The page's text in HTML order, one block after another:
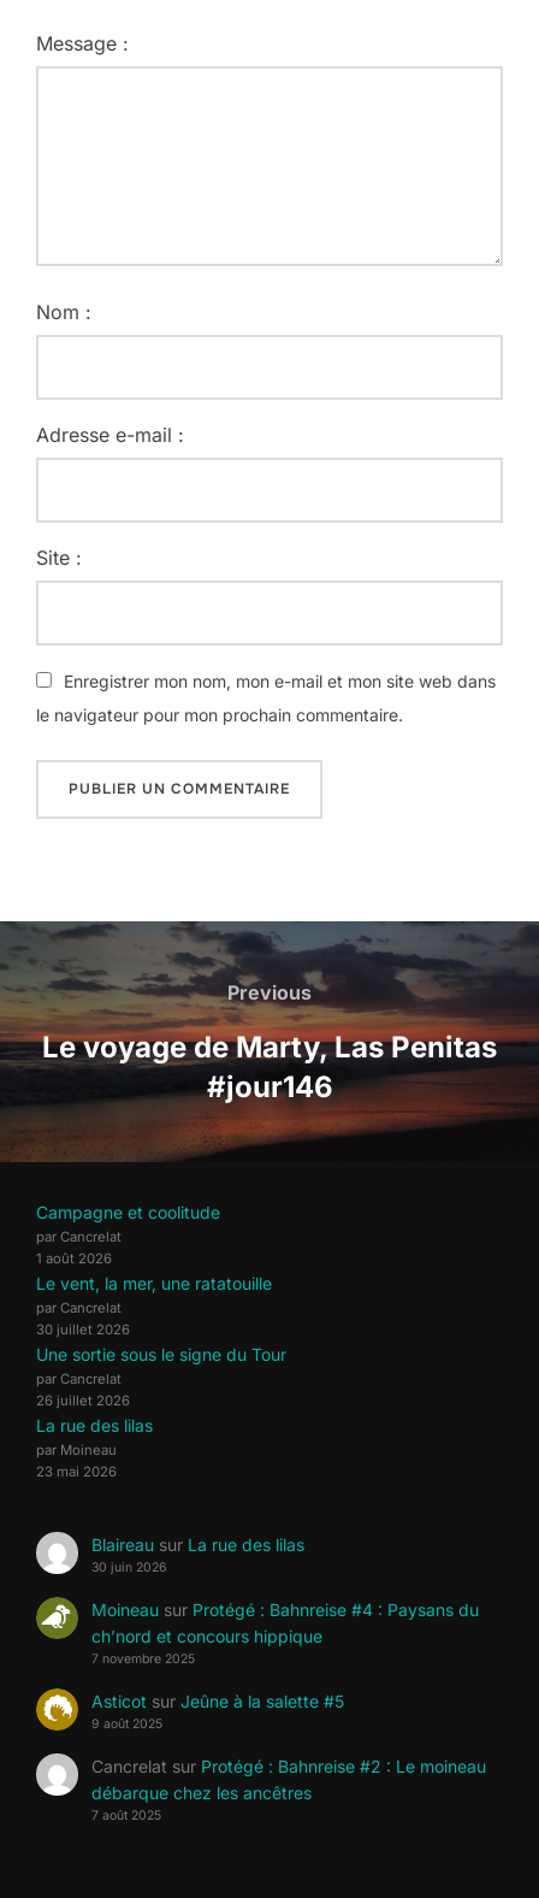
Message :
Nom :
Adresse e-mail :
Site :
Enregistrer mon nom, mon e-mail et mon site web dans
le navigateur pour mon prochain commentaire.
Navigation
de
l’article
Previous
Previous
Le voyage de Marty, Las Penitas
#jour146
Campagne et coolitude
par Cancrelat
1 août 2026
Le vent, la mer, une ratatouille
par Cancrelat
30 juillet 2026
Une sortie sous le signe du Tour
par Cancrelat
26 juillet 2026
La rue des lilas
par Moineau
23 mai 2026
Blaireausur La rue des lilas
30 juin 2026
Moineausur Protégé : Bahnreise #4 : Paysans du
ch’nord et concours hippique
7 novembre 2025
Asticot sur Jeûne à la salette #5
9 août 2025
Cancrelat sur Protégé : Bahnreise #2 : Le moineau
débarque chez les ancêtres
7 août 2025